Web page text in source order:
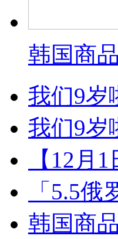
韩国商
我们9岁
我们9岁
【12月
「5.5
韩国商